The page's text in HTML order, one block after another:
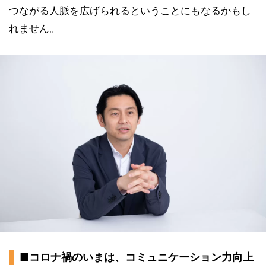
つながる人脈を広げられるということにもなるかもし
れません。
■コロナ禍のいまは、コミュニケーション力向上